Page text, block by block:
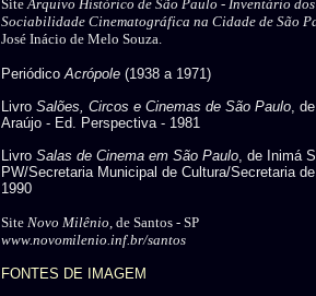
Site Arquivo Histórico de São Paulo - Inventário
Sociabilidade Cinematográfica na Cidade de São
José Inácio de Melo Souza.
Periódico Acrópole (1938 a 1971)
Livro Salões, Circos e Cinemas de São Paulo ,
Araújo - Ed. Perspectiva - 1981
Livro Salas de Cinema em São Paulo , de Inimá
PW/Secretaria Municipal de Cultura/Secretaria
1990
Site Novo Milênio , de Santos - SP
www.novomilenio.inf.br/santos
FONTES DE IMAGEM